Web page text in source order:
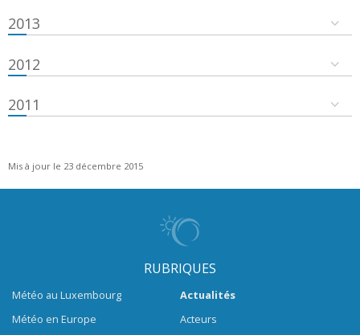
2013
2012
2011
Mis à jour le 23 décembre 2015
RUBRIQUES
Météo au Luxembourg
Météo en Europe
Actualités
Acteurs